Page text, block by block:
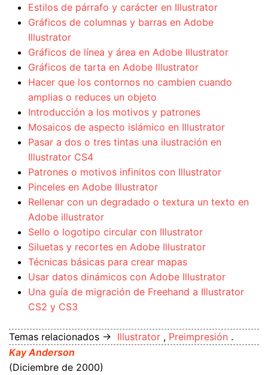
Estilos de párrafo y carácter en Illustrator
Gráficos de columnas y barras en Adobe
Illustrator
Gráficos de línea y área en Adobe Illustrator
Gráficos de tarta en Adobe Illustrator
Hacer que los contornos no cambien cuando
amplias o reduces un objeto
Introducción a los motivos y patrones
Mosaicos de aspecto islámico en Illustrator
Pasar a dos o tres tintas una ilustración en
Illustrator CS4
Patrones o motivos infinitos con Illustrator
Pinceles en Adobe Illustrator
Rellenar con un degradado o textura un texto en
Adobe illustrator
Sello o logotipo circular con Illustrator
Siluetas y recortes en Adobe Illustrator
Técnicas básicas para crear mapas
Usar datos dinámicos con Adobe Illustrator
Una guía de migración de Freehand a Illustrator
CS2 y CS3
Temas relacionados → Illustrator , Preimpresión .
Kay Anderson
(Diciembre de 2000)